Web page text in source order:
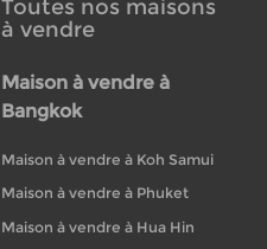
Toutes nos maisons
à vendre
Maison à vendre à
Bangkok
Maison à vendre à Koh Samui
Maison à vendre à Phuket
Maison à vendre à Hua Hin